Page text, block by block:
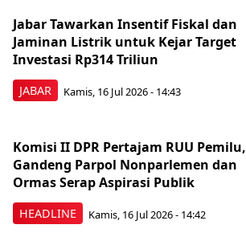
JABAR
Jabar Tawarkan Insentif Fiskal dan
Jaminan Listrik untuk Kejar Target
Investasi Rp314 Triliun
Kamis, 16 Jul 2026 - 14:43
HEADLINE
Komisi II DPR Pertajam RUU Pemilu,
Gandeng Parpol Nonparlemen dan
Ormas Serap Aspirasi Publik
Kamis, 16 Jul 2026 - 14:42